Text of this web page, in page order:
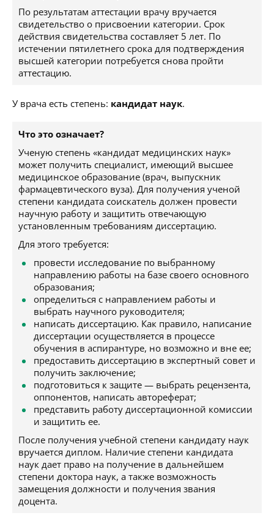
По результатам аттестации врачу вручается
свидетельство о присвоении категории. Срок
действия свидетельства составляет 5 лет. По
истечении пятилетнего срока для подтверждения
высшей категории потребуется снова пройти
аттестацию.
У врача есть степень: кандидат наук.
Что это означает?
Ученую степень «кандидат медицинских наук»
может получить специалист, имеющий высшее
медицинское образование (врач, выпускник
фармацевтического вуза). Для получения ученой
степени кандидата соискатель должен провести
научную работу и защитить отвечающую
установленным требованиям диссертацию.
Для этого требуется:
провести исследование по выбранному
направлению работы на базе своего основного
образования;
определиться с направлением работы и
выбрать научного руководителя;
написать диссертацию. Как правило, написание
диссертации осуществляется в процессе
обучения в аспирантуре, но возможно и вне ее;
предоставить диссертацию в экспертный совет и
получить заключение;
подготовиться к защите — выбрать рецензента,
оппонентов, написать автореферат;
представить работу диссертационной комиссии
и защитить ее.
После получения учебной степени кандидату наук
вручается диплом. Наличие степени кандидата
наук дает право на получение в дальнейшем
степени доктора наук, а также возможность
замещения должности и получения звания
доцента.